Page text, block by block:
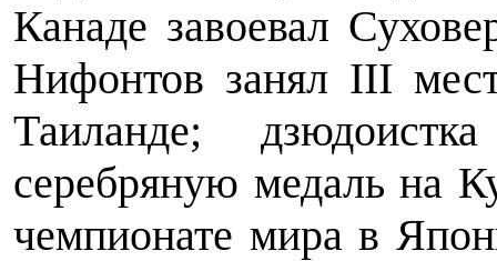
Канаде завоевал
Нифонтов занял III
Таиланде;
серебряную медаль на
чемпионате мира в